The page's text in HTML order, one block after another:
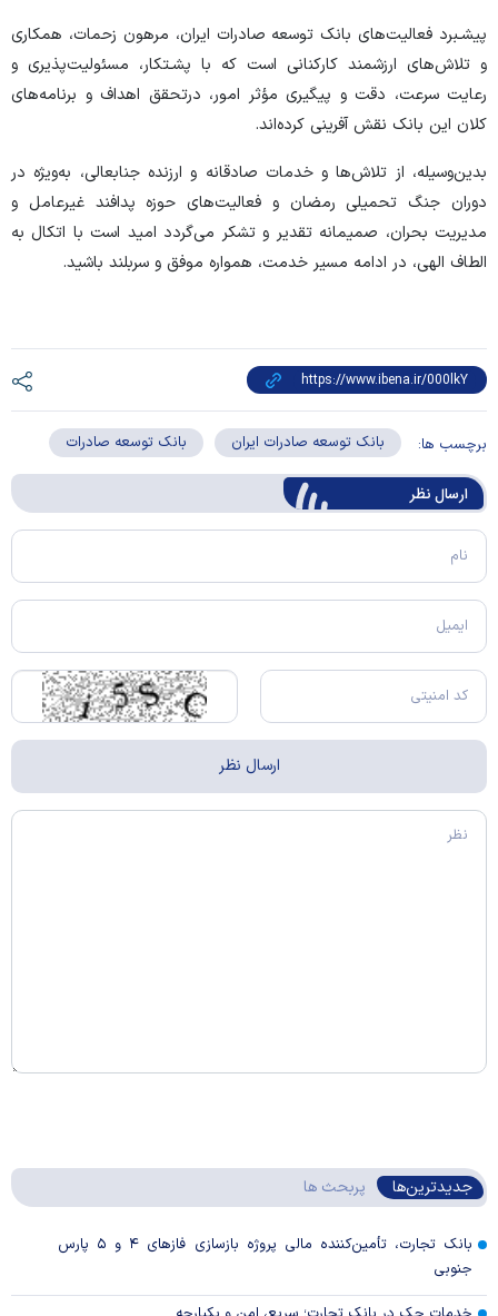
پیشـبرد فعالیت‌های بانک توسعه صادرات ایران، مرهون زحمات، همکاری
و تلاش‌های ارزشمند کارکنانی است که با پشـتکار، مسئولیت‌پذیری و
رعایت سرعت، دقت و پیگیری مؤثر امور، درتحقق اهداف و برنامه‌های
کلان این بانک نقش آفرینی کرده‌اند.
بدین‌وسیله، از تلاش‌ها و خدمات صادقانه و ارزنده جنابعالی، به‌ویژه در
دوران جنگ تحمیلی رمضان و فعالیت‌های حوزه پدافند غیرعامل و
مدیریت بحران، صمیمانه تقدیر و تشکر می‌گردد امید است با اتکال به
الطاف الهی، در ادامه مسیر خدمت، همواره موفق و سربلند باشید.
برچسب ها: بانک توسعه صادرات ایران بانک توسعه صادرات
ارسال‌ نظر
جدیدترین‌ها پربحث ها
بانک تجارت، تأمین‌کننده مالی پروژه بازسازی فاز‌های ۴ و ۵ پارس
جنوبی